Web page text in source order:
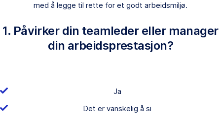
med å legge til rette for et godt arbeidsmiljø.
1. Påvirker din teamleder eller manager
din arbeidsprestasjon?
Ja
Det er vanskelig å si